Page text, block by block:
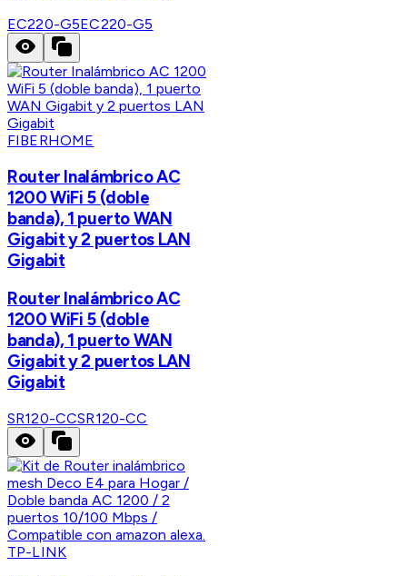
EC220-G5EC220-G5
FIBERHOME
Router Inalámbrico AC
1200 WiFi 5 (doble
banda), 1 puerto WAN
Gigabit y 2 puertos LAN
Gigabit
Router Inalámbrico AC
1200 WiFi 5 (doble
banda), 1 puerto WAN
Gigabit y 2 puertos LAN
Gigabit
SR120-CCSR120-CC
TP-LINK